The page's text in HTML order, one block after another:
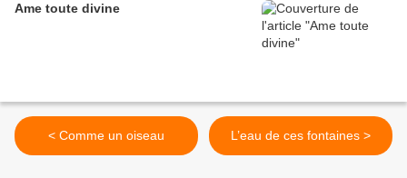
Ame toute divine
< Comme un oiseau L’eau de ces fontaines >